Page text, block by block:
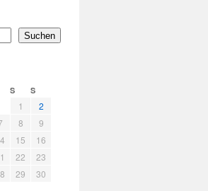
Suchen
S S
1
2
8
9
15
16
22
23
29
30